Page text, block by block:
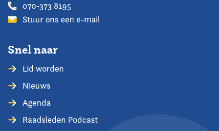
070-373 8195
Stuur ons een e-mail
Snel naar
Lid worden
Nieuws
Agenda
Raadsleden Podcast